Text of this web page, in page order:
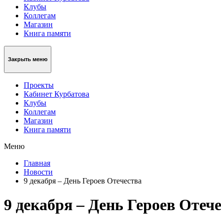
Клубы
Коллегам
Магазин
Книга памяти
Закрыть меню
Проекты
Кабинет Курбатова
Клубы
Коллегам
Магазин
Книга памяти
Меню
Главная
Новости
9 декабря – День Героев Отечества
9 декабря – День Героев